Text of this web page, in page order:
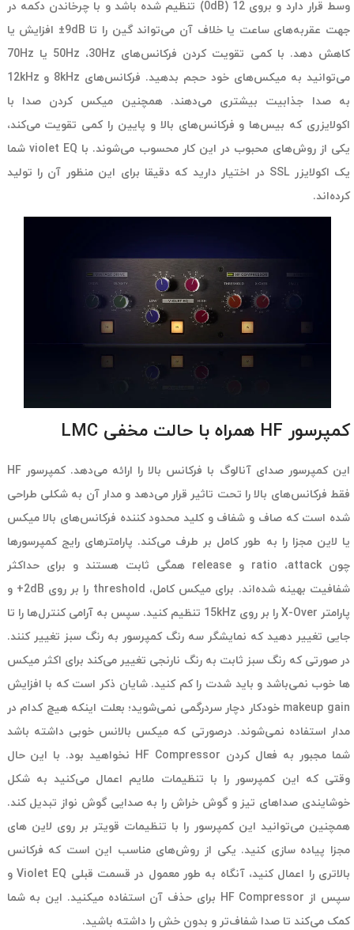
وسط قرار دارد و بروی 12 (0dB) تنظیم شده باشد و با چرخاندن دکمه در
جهت عقربه‌های ساعت یا خلاف آن می‌تواند گین را تا 9dB± افزایش یا
کاهش دهد. با کمی تقویت کردن فرکانس‌های 50Hz ،30Hz یا 70Hz
می‌توانید به میکس‌های خود حجم بدهید. فرکانس‌های 8kHz و 12kHz
به صدا جذابیت بیشتری می‌دهند. همچنین میکس کردن صدا با
اکولایزری که بیس‌ها و فرکانس‌های بالا و پایین را کمی تقویت می‌کند،
یکی از روش‌های محبوب در این کار محسوب می‌شوند. با violet EQ شما
یک اکولایزر SSL در اختیار دارید که دقیقا برای این منظور آن را تولید
کرده‌اند.
کمپرسور HF همراه با حالت مخفی LMC
این کمپرسور صدای آنالوگ با فرکانس بالا را ارائه می‌دهد. کمپرسور HF
فقط فرکانس‌های بالا را تحت تاثیر قرار می‌دهد و مدار آن به شکلی طراحی
شده است که صاف و شفاف و کلید محدود کننده فرکانس‌های بالا میکس
یا لاین مجزا را به طور کامل بر طرف می‌کند. پارامترهای رایج کمپرسورها
چون ratio ،attack و release همگی ثابت هستند و برای حداکثر
شفافیت بهینه شده‌اند. برای میکس کامل، threshold را بر روی 2dB+ و
پارامتر X-Over را بر روی 15kHz تنظیم کنید. سپس به آرامی کنترل‌ها را تا
جایی تغییر دهید که نمایشگر سه رنگ کمپرسور به رنگ سبز تغییر کنند.
در صورتی که رنگ سبز ثابت به رنگ نارنجی تغییر می‌کند برای اکثر میکس
ها خوب نمی‌باشد و باید شدت را کم کنید. شایان ذکر است که با افزایش
makeup gain خودکار دچار سردرگمی نمی‌شوید؛ بعلت اینکه هیچ کدام در
مدار استفاده نمی‌شوند. درصورتی که میکس بالانس خوبی داشته باشد
شما مجبور به فعال کردن HF Compressor نخواهید بود. با این حال
وقتی که این کمپرسور را با تنظیمات ملایم اعمال می‌کنید به شکل
خوشایندی صداهای تیز و گوش خراش را به صدایی گوش نواز تبدیل کند.
همچنین می‌توانید این کمپرسور را با تنظیمات قویتر بر روی لاین های
مجزا پیاده سازی کنید. یکی از روش‌های مناسب این است که فرکانس
بالاتری را اعمال کنید، آنگاه به طور معمول در قسمت قبلی Violet EQ و
سپس از HF Compressor برای حذف آن استفاده میکنید. این به شما
کمک می‌کند تا صدا شفاف‌تر و بدون خش را داشته باشید.